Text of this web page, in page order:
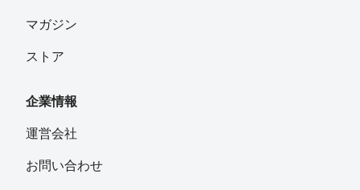
マガジン
ストア
企業情報
運営会社
お問い合わせ